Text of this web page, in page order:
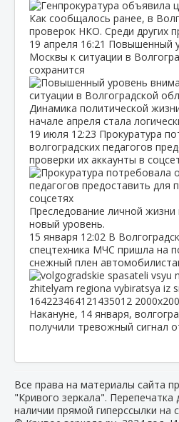
Как сообщалось ранее, в
проверок НКО. Среди других
19 апреля 16:21 Повышенный
Москвы к ситуации в
сохранится
Динамика политической
начале апреля стала
19 июля 12:23 Прокуратура
волгоградских педагогов
проверки их аккаунты в
Преследование личной
новый уровень.
15 января 12:02 В
спецтехника МЧС пришла на
снежный плен
Накануне, 14 января,
получили тревожный сигнал
Все права на материалы сайта
"Кривого зеркала". Перепечатка
наличии прямой гиперссылки на